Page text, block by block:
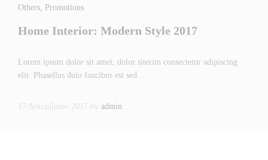
Others , Promotions
Home Interior: Modern Style 2017
Lorem ipsum dolor sit amet, dolor siterim consectetur adipiscing
elit. Phasellus duio faucibus est sed…
17 Δεκεμβρίου 2017 by admin